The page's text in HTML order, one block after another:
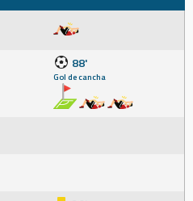
88'
Gol de cancha